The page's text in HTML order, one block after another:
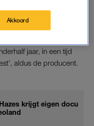
jaar, in een tijd
aldus de producent.
krijgt eigen docu
Akkoord